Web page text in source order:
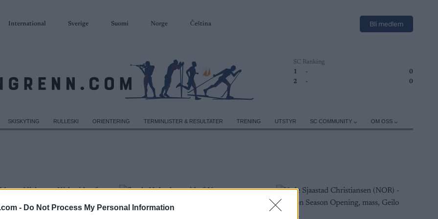
- Do Not Process My Personal Information
International Sverige Suomi Norge Čeština Bli medlem
SC Ranking
1
-
0
2
- 0
SKISKYTING RULLESKI ORIENTERING TERMINLISTER & RESULTATER TRENING UTSTYR SC COMMUNITY OM OSS